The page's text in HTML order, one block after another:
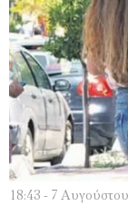
18:43 - 7